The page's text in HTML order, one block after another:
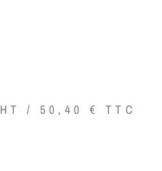
HT / 50,40 € TTC